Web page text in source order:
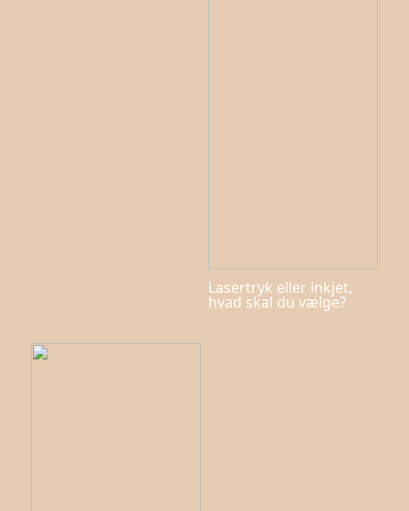
Lasertryk eller inkjet,
hvad skal du vælge?